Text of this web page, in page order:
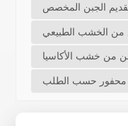
الجبن المخصص
من الخشب الطبيعي
من خشب الأكاسيا
حسب الطلب